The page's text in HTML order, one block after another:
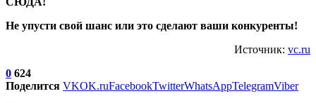
Не упусти свой шанс или это сделают ваши конкуренты!
Источник: vc.ru
0 624
Поделится VKOK.ruFacebookTwitterWhatsAppTelegramViber